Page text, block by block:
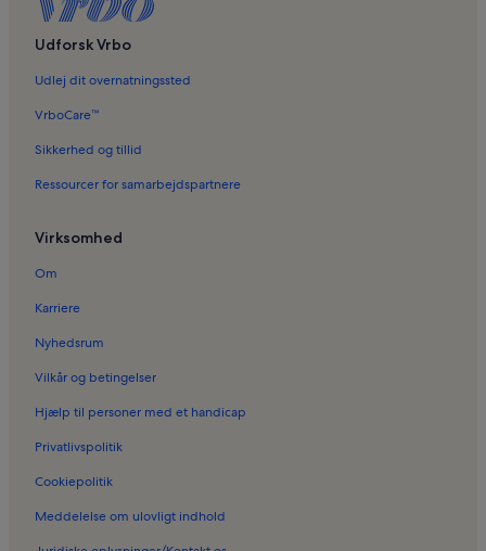
Ferieboliger i Turku
Ferieboliger i Parainen
Ferieboliger i Röölä
Hoteller i Kansanpuiston strand
Udforsk Vrbo
Udlej dit overnatningssted
VrboCare™
Sikkerhed og tillid
Ressourcer for samarbejdspartnere
Virksomhed
Om
Karriere
Nyhedsrum
Vilkår og betingelser
Hjælp til personer med et handicap
Privatlivspolitik
Cookiepolitik
Meddelelse om ulovligt indhold